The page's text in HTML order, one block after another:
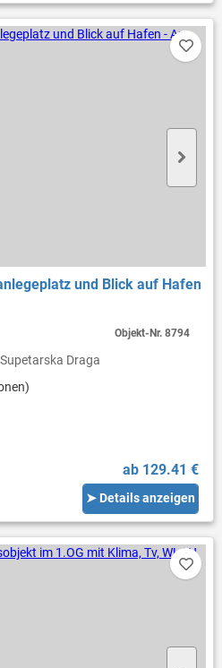
und Blick auf Hafen
Draga
ab 129.41 €
➤ Details anzeigen
Objekt-Nr.8794